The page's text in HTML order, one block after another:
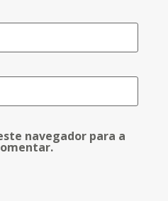
navegador para a